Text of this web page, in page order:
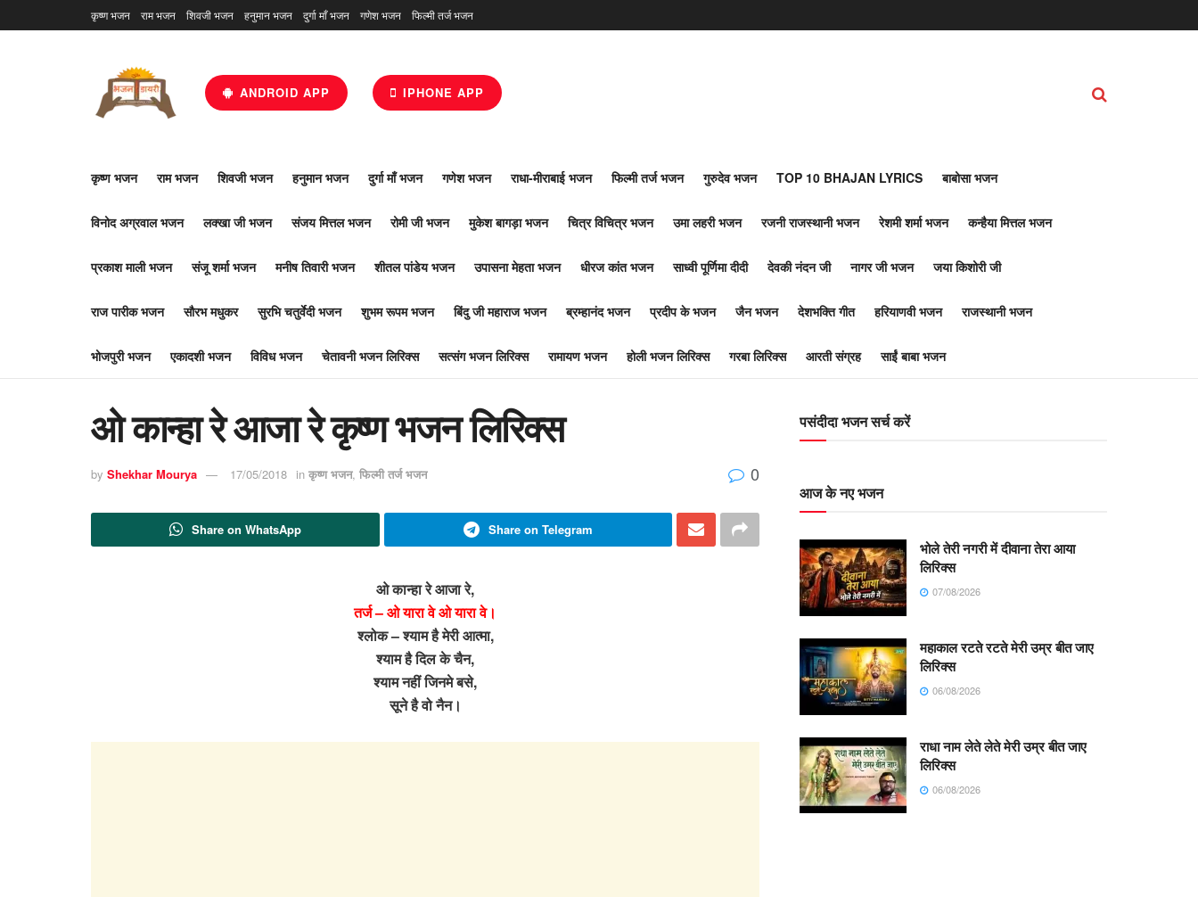
कृष्ण भजन राम भजन शिवजी भजन हनुमान भजन दुर्गा माँ भजन गणेश भजन फिल्मी तर्ज भजन
ANDROID APP IPHONE APP
कृष्ण भजन राम भजन शिवजी भजन हनुमान भजन दुर्गा माँ भजन गणेश भजन राधा-मीराबाई भजन फिल्मी तर्ज भजन गुरुदेव भजन TOP 10 BHAJAN LYRICS बाबोसा भजन
विनोद अग्रवाल भजन लक्खा जी भजन संजय मित्तल भजन रोमी जी भजन मुकेश बागड़ा भजन चित्र विचित्र भजन उमा लहरी भजन रजनी राजस्थानी भजन रेशमी शर्मा भजन कन्हैया मित्तल भजन
प्रकाश माली भजन संजू शर्मा भजन मनीष तिवारी भजन शीतल पांडेय भजन उपासना मेहता भजन धीरज कांत भजन साध्वी पूर्णिमा दीदी देवकी नंदन जी नागर जी भजन जया किशोरी जी
राज पारीक भजन सौरभ मधुकर सुरभि चतुर्वेदी भजन शुभम रूपम भजन बिंदु जी महाराज भजन ब्रम्हानंद भजन प्रदीप के भजन जैन भजन देशभक्ति गीत हरियाणवी भजन राजस्थानी भजन
भोजपुरी भजन एकादशी भजन विविध भजन चेतावनी भजन लिरिक्स सत्संग भजन लिरिक्स रामायण भजन होली भजन लिरिक्स गरबा लिरिक्स आरती संग्रह साईं बाबा भजन
ओ कान्हा रे आजा रे कृष्ण भजन लिरिक्स
by Shekhar Mourya 17/05/2018 in कृष्ण भजन, फिल्मी तर्ज भजन 0
Share on WhatsApp Share on Telegram
ओ कान्हा रे आजा रे,
तर्ज – ओ यारा वे ओ यारा वे।
श्लोक – श्याम है मेरी आत्मा,
श्याम है दिल के चैन,
श्याम नहीं जिनमे बसे,
सूने है वो नैन।
पसंदीदा भजन सर्च करें
आज के नए भजन
भोले तेरी नगरी में दीवाना तेरा आया
लिरिक्स
07/08/2026
महाकाल रटते रटते मेरी उम्र बीत जाए
लिरिक्स
06/08/2026
राधा नाम लेते लेते मेरी उम्र बीत जाए
लिरिक्स
06/08/2026